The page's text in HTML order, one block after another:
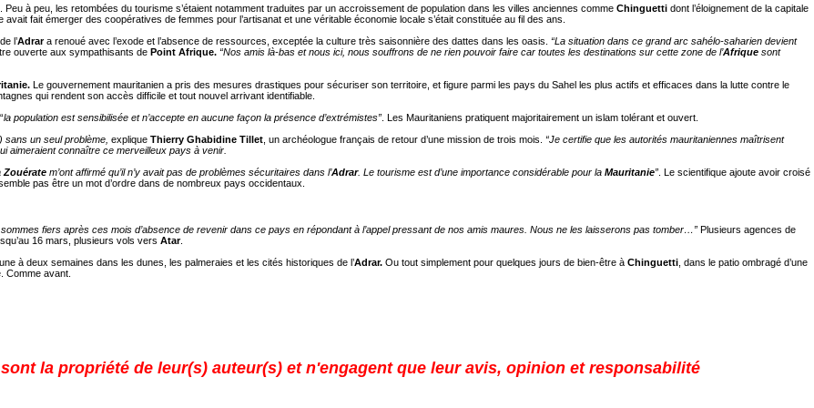
à peu, les retombées du tourisme s’étaient notamment traduites par un accroissement de population dans les villes anciennes comme Chinguetti dont l’éloignement de la capitale
fait émerger des coopératives de femmes pour l’artisanat et une véritable économie locale s’était constituée au fil des ans.
l’Adrara renoué avec l’exode et l’absence de ressources, exceptée la culture très saisonnière des dattes dans les oasis. “La situation dans ce grand arc sahélo-saharien devient
ouverte aux sympathisants de Point Afrique. “Nos amis là-bas et nous ici, nous souffrons de ne rien pouvoir faire car toutes les destinations sur cette zone de l’Afrique sont
Le gouvernement mauritanien a pris des mesures drastiques pour sécuriser son territoire, et figure parmi les pays du Sahel les plus actifs et efficaces dans la lutte contre le
qui rendent son accès difficile et tout nouvel arrivant identifiable.
la population est sensibilisée et n’accepte en aucune façon la présence d’extrémistes”. Les Mauritaniens pratiquent majoritairement un islam tolérant et ouvert.
sans un seul problème, explique Thierry Ghabidine Tillet, un archéologue français de retour d’une mission de trois mois. “Je certifie que les autorités mauritaniennes maîtrisent
aimeraient connaître ce merveilleux pays à venir.
Zouérate m’ont affirmé qu’il n’y avait pas de problèmes sécuritaires dans l’Adrar. Le tourisme est d’une importance considérable pour la Mauritanie”. Le scientifique ajoute avoir croisé
pas être un mot d’ordre dans de nombreux pays occidentaux.
sommes fiers après ces mois d’absence de revenir dans ce pays en répondant à l’appel pressant de nos amis maures. Nous ne les laisserons pas tomber…” Plusieurs agences de
16 mars, plusieurs vols vers Atar.
à deux semaines dans les dunes, les palmeraies et les cités historiques de l’Adrar. Ou tout simplement pour quelques jours de bien-être à Chinguetti, dans le patio ombragé d’une
Comme avant.
la propriété de leur(s) auteur(s) et n'engagent que leur avis, opinion et responsabilité